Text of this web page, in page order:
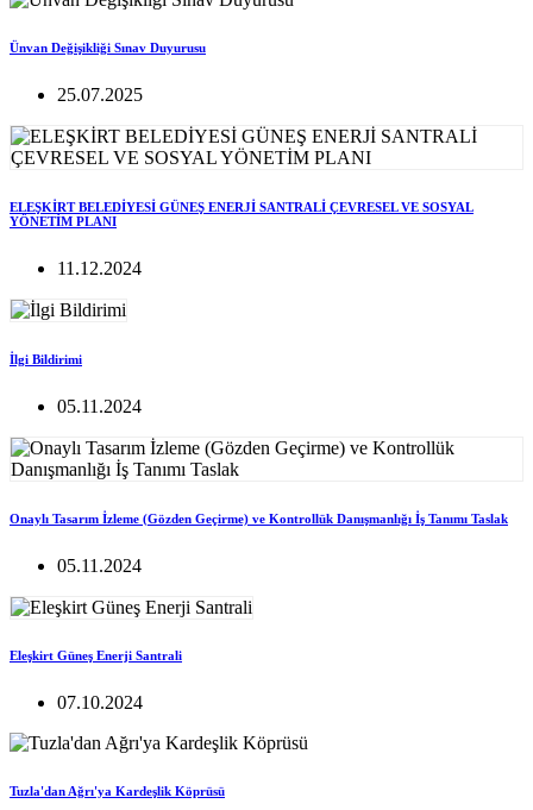
Ünvan Değişikliği Sınav Duyurusu
25.07.2025
ELEŞKİRT BELEDİYESİ GÜNEŞ ENERJİ SANTRALİ ÇEVRESEL VE SOSYAL
YÖNETİM PLANI
11.12.2024
İlgi Bildirimi
05.11.2024
Onaylı Tasarım İzleme (Gözden Geçirme) ve Kontrollük Danışmanlığı İş Tanımı Taslak
05.11.2024
Eleşkirt Güneş Enerji Santrali
07.10.2024
Tuzla'dan Ağrı'ya Kardeşlik Köprüsü